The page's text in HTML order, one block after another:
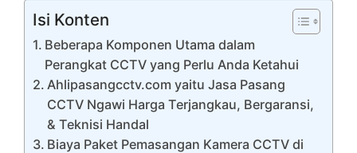
Isi Konten
Beberapa Komponen Utama dalam
Perangkat CCTV yang Perlu Anda Ketahui
Ahlipasangcctv.com yaitu Jasa Pasang
CCTV Ngawi Harga Terjangkau, Bergaransi,
& Teknisi Handal
Biaya Paket Pemasangan Kamera CCTV di